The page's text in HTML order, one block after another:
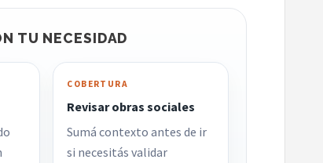
TU NECESIDAD
COBERTURA
Revisar obras sociales
Sumá contexto antes de ir
si necesitás validar